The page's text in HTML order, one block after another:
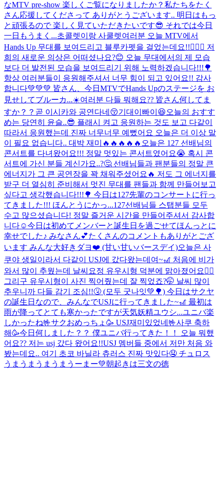
なMTV pre-show 楽しくご覧になりましたか？私たちをたく
さん応援してくださって ありがとうございます.. 明日はもっ
と頑張るので 楽しく見ていただきたいです😎 それでは今日
一日もうまく...초콜렛이랑 사쿨렛여러분 오늘 MTV에서
Hands Up 무대를 보여드리고 블루카펫을 걸었는데요!!🙋🏻‍♂️ 저
희의 새로운 의상은 어떠셨나요?😊 오늘 무대에서의 제 모습
보다 더 발전된 모습을 보여드리기 위해 노력하겠습니다!!!🌳
항상 여러분들이 응원해주셔서 너무 힘이 되고 있어요!! 감사
합니다💚💚💚 皆さん、今日MTVでHands Upのステージを お
見せしてブルーカ...☀️여러분 다들 뭐해요?? 皆さん何してま
すか？？ 곧 이시카와 공연다네😚기대이빠이😆오늘의 おすす
め는 당연히 윤슬..😎 플래시 켜고 응원하는 것도 보고 다같이
따라서 응원했는데 진짜 너무너무 예뻤어요 오늘은 더 이상 말
이 필요 없습니다.. 대박 재미🔥🔥🔥🔥🔥 오늘은 127 선배님의
콘서트를 다녀왔어요!!! 정말 멋있는 콘서트였어요😭 혹시 콘
서트에 가신 분들 계신가요..?🤔 선배님들과 팬분들의 정말 큰
에너지가 그 큰 공연장을 꽉 채워주셨어요🔥 저도 그 에너지를
받구 더 열심히 준비해서 멋진 무대를 팬들과 함께 만들어보고
싶다고 생각했습니다!!!🌳 今日は127先輩のコンサートに行っ
てきました!!! ほんとうにかっ...127선배님들 스탭분들 모두
수고 많으셨습니다! 정말 즐거운 시간을 만들어주셔서 감사합
니다☺️今日は初めてメンバーと誕生日を過ごせてほんっとに
幸せでした♪ みなさん💕たくさんのコメントもありがとござ
います みんな大好きダヨ❤️ (甘い甘いバースデイ)오늘은 사
쿠야 생일이라서 다같이 USJ에 갔다왔는데여~🎢 처음에 비가
와서 많이 추웠는데 날씨요정 유우시형 덕분에 맑아졌어요🧚‍♂️
그리구 유우시형이 사진 찍어줬는데 잘 찍었죠?🤭 날씨 많이
추우니까 다들 감기 조심!!🤧 (모두 굿나잇💚🌳) 今日はサクヤ
の誕生日なので、みんなでUSJに行ってきました~🎢 最初は
雨が降ってとても寒かったですが天気妖精ユウシ...ユニバ楽
しかったね🤟サクおめっちょ🥳 USJ재미있었네🤟사쿠 축하
해🥳今日何しました？？ 僕ユニバ行ってきた！！ 오늘 뭐했
어요?? 저는 usj 갔다 왔어요!!USJ 멤버들 중에서 저만 처음 와
봤는데요.. 여기 초코 바닐라 츄러스 진짜 맛있다🤤 チュロス
うまうまうまうまうーまー💚朝起きは三文の徳